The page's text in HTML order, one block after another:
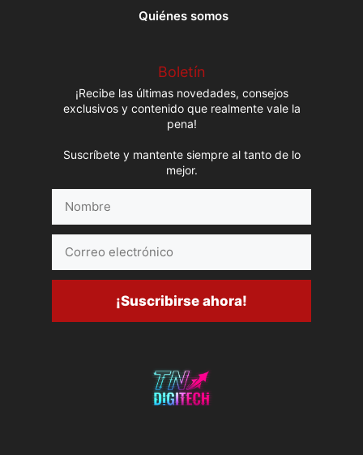
Quiénes somos
Boletín
¡Recibe las últimas novedades, consejos
exclusivos y contenido que realmente vale la
pena!
Suscríbete y mantente siempre al tanto de lo
mejor.
electrónico
¡Suscribirse ahora!